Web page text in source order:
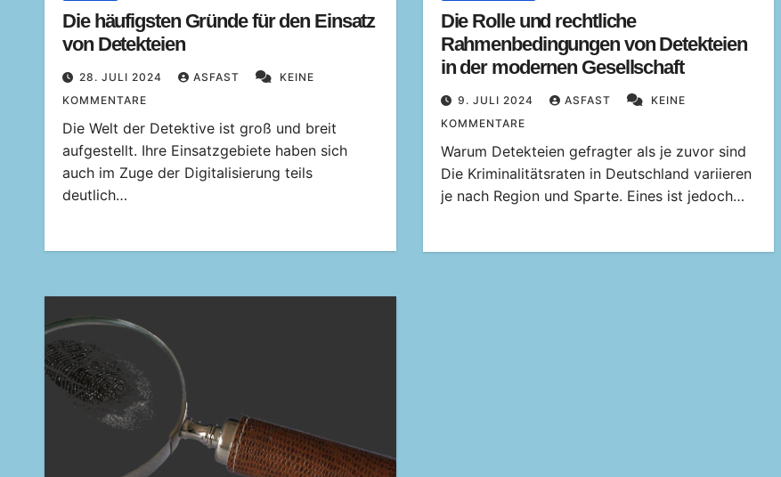
Die häufigsten Gründe für den Einsatz
von Detekteien
28. JULI 2024 ASFAST
KEINE
KOMMENTARE
Die Welt der Detektive ist groß und breit
aufgestellt. Ihre Einsatzgebiete haben sich
auch im Zuge der Digitalisierung teils
deutlich…
Die Rolle und rechtliche
Rahmenbedingungen von Detekteien
in der modernen Gesellschaft
9. JULI 2024 ASFAST
KEINE
KOMMENTARE
Warum Detekteien gefragter als je zuvor sind
Die Kriminalitätsraten in Deutschland variieren
je nach Region und Sparte. Eines ist jedoch…